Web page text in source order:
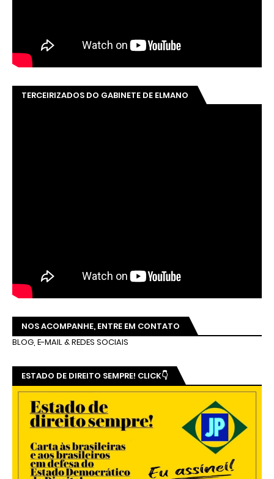
TERCEIRIZADOS DO GABINETE DE ELMANO
NOS ACOMPANHE, ENTRE EM CONTATO
BLOG, E-MAIL & REDES SOCIAIS
ESTADO DE DIREITO SEMPRE! CLICK👇